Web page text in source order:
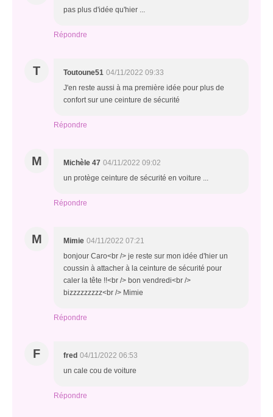
pas plus d'idée qu'hier ...
Répondre
T Toutoune51 04/11/2022 09:33
J'en reste aussi à ma première idée pour plus de
confort sur une ceinture de sécurité
Répondre
M Michèle 47 04/11/2022 09:02
un protège ceinture de sécurité en voiture ...
Répondre
M Mimie 04/11/2022 07:21
bonjour Caro<br /> je reste sur mon idée d'hier un
coussin à attacher à la ceinture de sécurité pour
caler la tête !!<br /> bon vendredi<br />
bizzzzzzzzz<br /> Mimie
Répondre
F fred 04/11/2022 06:53
un cale cou de voiture
Répondre